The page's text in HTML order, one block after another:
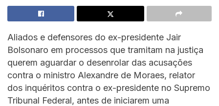
Aliados e defensores do ex-presidente Jair
Bolsonaro em processos que tramitam na justiça
querem aguardar o desenrolar das acusações
contra o ministro Alexandre de Moraes, relator
dos inquéritos contra o ex-presidente no Supremo
Tribunal Federal, antes de iniciarem uma